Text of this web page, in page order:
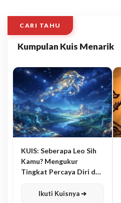
CARI TAHU
Kumpulan Kuis Menarik
KUIS: Seberapa Leo Sih
Kamu? Mengukur
Tingkat Percaya Diri dan
Ikuti Kuisnya ➔